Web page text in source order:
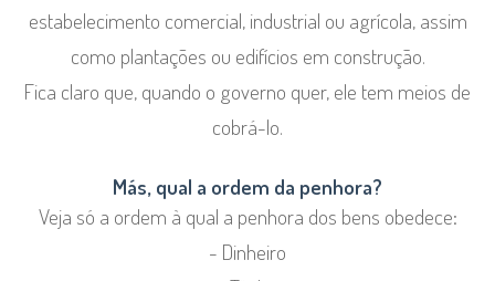
estabelecimento comercial, industrial ou agrícola, assim
como plantações ou edifícios em construção.
Fica claro que, quando o governo quer, ele tem meios de
cobrá-lo.
Más, qual a ordem da penhora?
Veja só a ordem à qual a penhora dos bens obedece:
- Dinheiro